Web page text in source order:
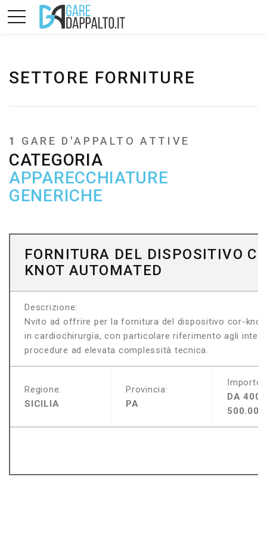
SETTORE FORNITURE
1 GARE D'APPALTO ATTIVE
CATEGORIA
APPARECCHIATURE
GENERICHE
FORNITURA DEL DISPOSITIVO
KNOT AUTOMATED
Descrizione:
Nvito ad offrire per la fornitura del dispositivo cor-
in cardiochirurgia, con particolare riferimento agli
procedure ad elevata complessità tecnica.
Regione:
SICILIA
Provincia:
PA
Importo:
DA
500.000